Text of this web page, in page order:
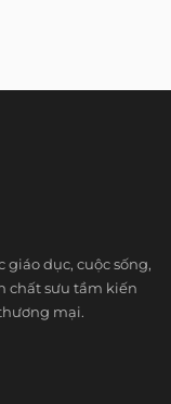
giáo dục, cuộc sống,
chất sưu tầm kiến
mại.